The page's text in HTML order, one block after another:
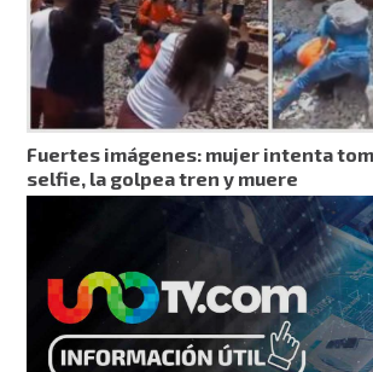
Fuertes imágenes: mujer intenta
selfie, la golpea tren y muere